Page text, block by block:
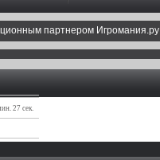
партнером Игромания.ру
27 сек.